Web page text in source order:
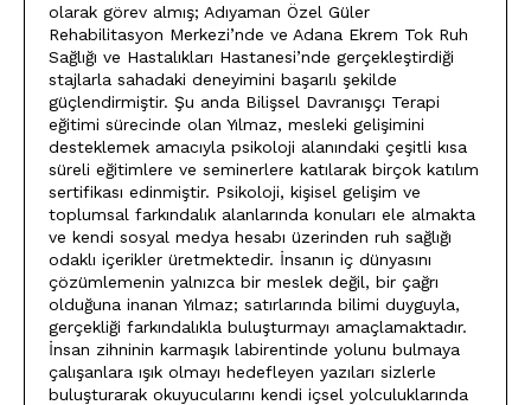
olarak görev almış; Adıyaman Özel Güler
Rehabilitasyon Merkezi’nde ve Adana Ekrem Tok Ruh
Sağlığı ve Hastalıkları Hastanesi’nde gerçekleştirdiği
stajlarla sahadaki deneyimini başarılı şekilde
güçlendirmiştir. Şu anda Bilişsel Davranışçı Terapi
eğitimi sürecinde olan Yılmaz, mesleki gelişimini
desteklemek amacıyla psikoloji alanındaki çeşitli kısa
süreli eğitimlere ve seminerlere katılarak birçok katılım
sertifikası edinmiştir. Psikoloji, kişisel gelişim ve
toplumsal farkındalık alanlarında konuları ele almakta
ve kendi sosyal medya hesabı üzerinden ruh sağlığı
odaklı içerikler üretmektedir. İnsanın iç dünyasını
çözümlemenin yalnızca bir meslek değil, bir çağrı
olduğuna inanan Yılmaz; satırlarında bilimi duyguyla,
gerçekliği farkındalıkla buluşturmayı amaçlamaktadır.
İnsan zihninin karmaşık labirentinde yolunu bulmaya
çalışanlara ışık olmayı hedefleyen yazıları sizlerle
buluşturarak okuyucularını kendi içsel yolculuklarında